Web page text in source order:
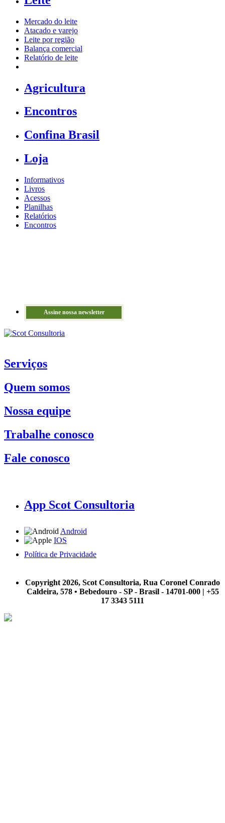
Mercado do leite
Atacado e varejo
Leite por região
Balança comercial
Relatório de leite
Agricultura
Encontros
Confina Brasil
Loja
Informativos
Livros
Acessos
Planilhas
Relatórios
Encontros
Assine nossa newsletter
Serviços
Quem somos
Nossa equipe
Trabalhe conosco
Fale conosco
App Scot Consultoria
Android
IOS
Política de Privacidade
Copyright 2026, Scot Consultoria, Rua Coronel Conrado
Caldeira, 578 • Bebedouro - SP - Brasil - 14701-000 | +55
17 3343 5111